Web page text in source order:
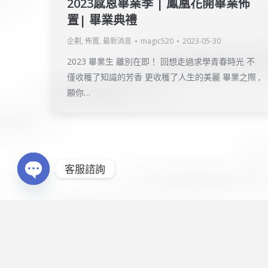
2023感恩畢業季 | 鳳凰花開畢業佈
置| 畢業典禮
企劃, 佈置, 最新消息 magic520 2023-05-30
2023 畢業生 離別在即！ 回想走過求學青春時光 不
僅收穫了知識的芳香 更收穫了人生的美麗 畢業之際 ,
願你…
客服諮詢